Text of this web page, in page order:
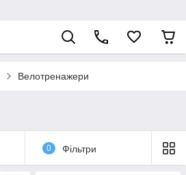
Велотренажери
0 Фільтри